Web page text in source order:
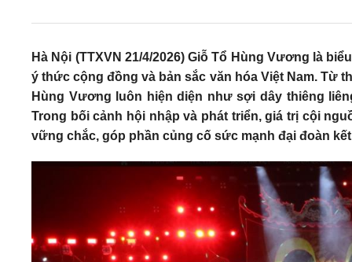
Hà Nội (TTXVN 21/4/2026) Giỗ Tổ Hùng Vương là
ý thức cộng đồng và bản sắc văn hóa Việt Nam.
Hùng Vương luôn hiện diện như sợi dây thiêng
Trong bối cảnh hội nhập và phát triển, giá trị cội
vững chắc, góp phần củng cố sức mạnh đại đoàn